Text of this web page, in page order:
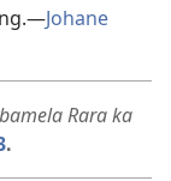
Johane
Rara ka
.